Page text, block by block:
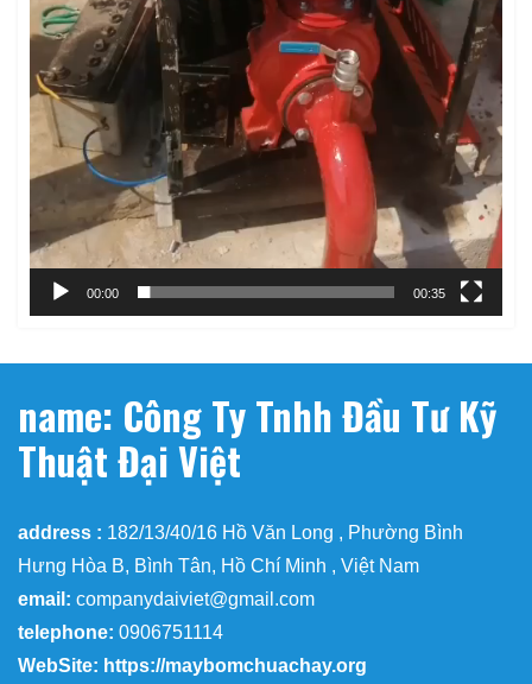
00:00 00:35
name: Công Ty Tnhh Đầu Tư Kỹ
Thuật Đại Việt
address : 182/13/40/16 Hồ Văn Long , Phường Bình
Hưng Hòa B, Bình Tân, Hồ Chí Minh , Việt Nam
email: companydaiviet@gmail.com
telephone: 0906751114
WebSite: https://maybomchuachay.org